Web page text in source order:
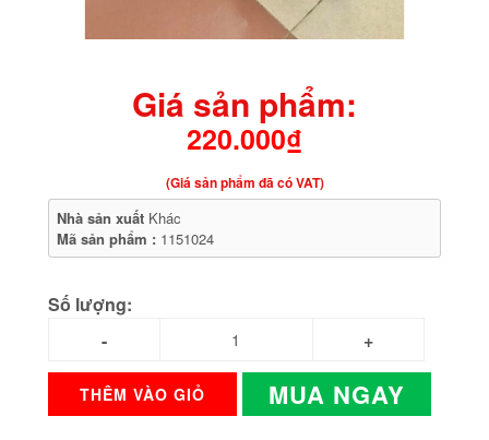
Giá sản phẩm:
220.000₫
(Giá sản phẩm đã có VAT)
Nhà sản xuất Khác
Mã sản phẩm : 1151024
Số lượng:
THÊM VÀO GIỎ MUA NGAY